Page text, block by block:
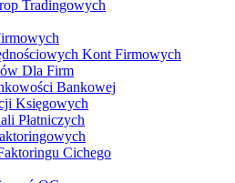
Tradingowych
Kont Firmowych
Dla Firm
Bankowej
Księgowych
Płatniczych
Cichego